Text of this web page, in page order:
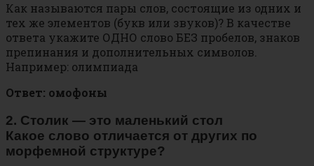
Как называются пары слов, состоящие из одних и
тех же элементов (букв или звуков)? В качестве
ответа укажите ОДНО слово БЕЗ пробелов, знаков
препинания и дополнительных символов.
Например: олимпиада
Ответ: омофоны
2. Столик — это маленький стол
Какое слово отличается от других по
морфемной структуре?